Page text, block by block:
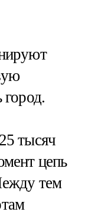
тысяч
цепь
тем